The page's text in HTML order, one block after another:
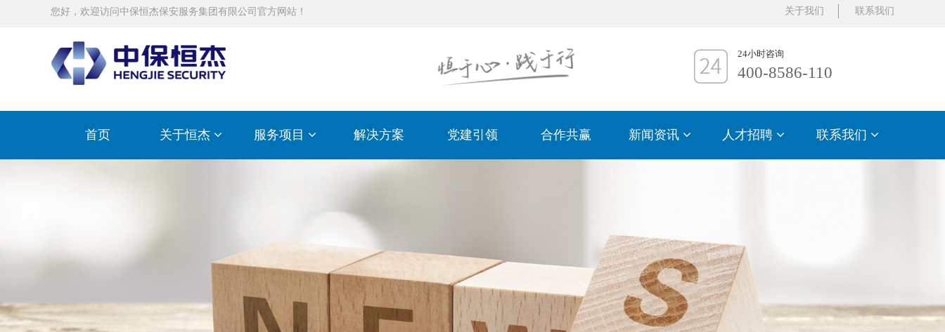
首页 关于恒杰 服务项目 解决方案 党建引领 合作共赢 新闻资讯 人才招聘 联系我们
您好，欢迎访问中保恒杰保安服务集团有限公司官方网站！ 关于我们 联系我们
400-8586-110
24小时咨询